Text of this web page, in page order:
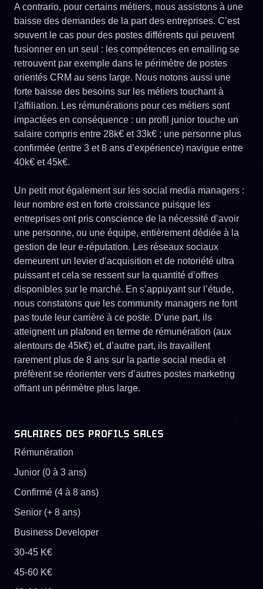
A contrario, pour certains métiers, nous assistons à une
baisse des demandes de la part des entreprises. C’est
souvent le cas pour des postes différents qui peuvent
fusionner en un seul : les compétences en emailing se
retrouvent par exemple dans le périmètre de postes
orientés CRM au sens large. Nous notons aussi une
forte baisse des besoins sur les métiers touchant à
l’affiliation. Les rémunérations pour ces métiers sont
impactées en conséquence : un profil junior touche un
salaire compris entre 28k€ et 33k€ ; une personne plus
confirmée (entre 3 et 8 ans d’expérience) navigue entre
40k€ et 45k€.
Un petit mot également sur les social media managers :
leur nombre est en forte croissance puisque les
entreprises ont pris conscience de la nécessité d’avoir
une personne, ou une équipe, entièrement dédiée à la
gestion de leur e-réputation. Les réseaux sociaux
demeurent un levier d’acquisition et de notoriété ultra
puissant et cela se ressent sur la quantité d’offres
disponibles sur le marché. En s’appuyant sur l’étude,
nous constatons que les community managers ne font
pas toute leur carrière à ce poste. D’une part, ils
atteignent un plafond en terme de rémunération (aux
alentours de 45k€) et, d’autre part, ils travaillent
rarement plus de 8 ans sur la partie social media et
préfèrent se réorienter vers d’autres postes marketing
offrant un périmètre plus large.
SALAIRES DES PROFILS SALES
Rémunération
Junior (0 à 3 ans)
Confirmé (4 à 8 ans)
Senior (+ 8 ans)
Business Developer
30-45 K€
45-60 K€